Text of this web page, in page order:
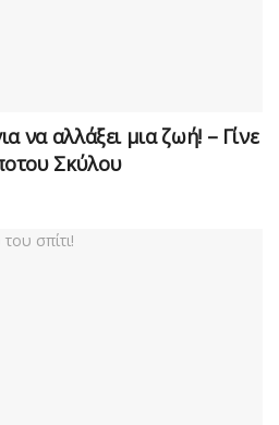
να αλλάξει μια ζωή! – Γίνε
Σκύλου